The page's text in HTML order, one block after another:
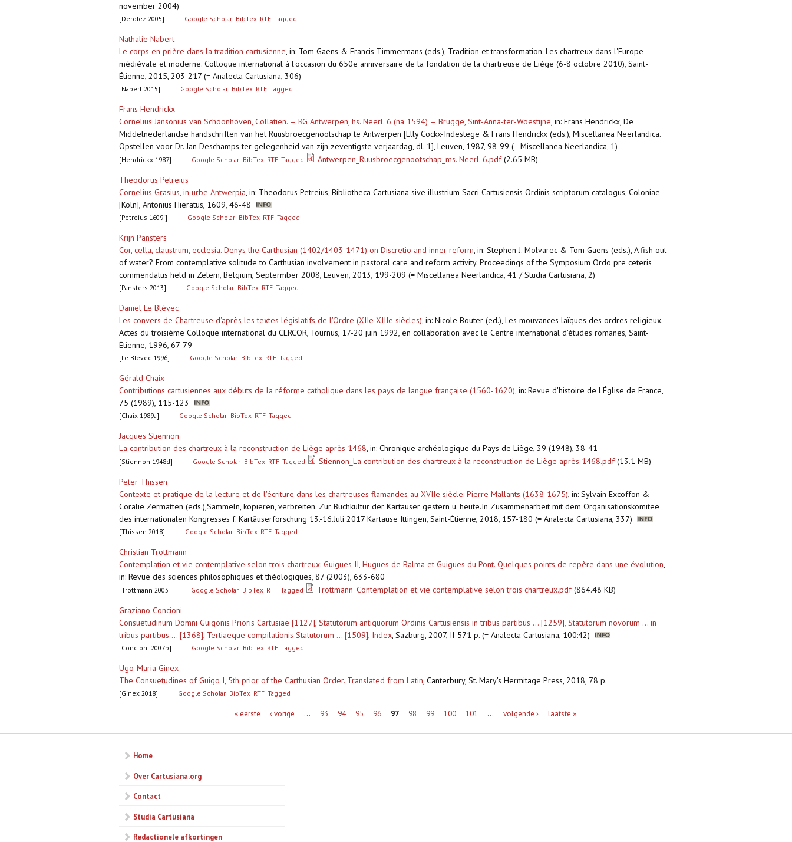
november 2004)
[Derolez 2005] Google Scholar BibTex RTF Tagged
Nathalie Nabert
Le corps en prière dans la tradition cartusienne, in: Tom Gaens & Francis Timmermans (eds.), Tradition et transformation. Les chartreux dans l'Europe
médiévale et moderne. Colloque international à l'occasion du 650e anniversaire de la fondation de la chartreuse de Liège (6-8 octobre 2010), Saint-
Étienne, 2015, 203-217 (= Analecta Cartusiana, 306)
[Nabert 2015] Google Scholar BibTex RTF Tagged
Frans Hendrickx
Cornelius Jansonius van Schoonhoven, Collatien. — RG Antwerpen, hs. Neerl. 6 (na 1594) — Brugge, Sint-Anna-ter-Woestijne, in: Frans Hendrickx, De
Middelnederlandse handschriften van het Ruusbroecgenootschap te Antwerpen [Elly Cockx-Indestege & Frans Hendrickx (eds.), Miscellanea Neerlandica.
Opstellen voor Dr. Jan Deschamps ter gelegenheid van zijn zeventigste verjaardag, dl. 1], Leuven, 1987, 98-99 (= Miscellanea Neerlandica, 1)
[Hendrickx 1987] Google Scholar BibTex RTF Tagged Antwerpen_Ruusbroecgenootschap_ms. Neerl. 6.pdf(2.65 MB)
Theodorus Petreius
Cornelius Grasius, in urbe Antwerpia, in: Theodorus Petreius, Bibliotheca Cartusiana sive illustrium Sacri Cartusiensis Ordinis scriptorum catalogus, Coloniae
[Köln], Antonius Hieratus, 1609, 46-48
[Petreius 1609i] Google Scholar BibTex RTF Tagged
Krijn Pansters
Cor, cella, claustrum, ecclesia. Denys the Carthusian (1402/1403-1471) on Discretio and inner reform, in: Stephen J. Molvarec & Tom Gaens (eds.), A fish out
of water? From contemplative solitude to Carthusian involvement in pastoral care and reform activity. Proceedings of the Symposium Ordo pre ceteris
commendatus held in Zelem, Belgium, Septermber 2008, Leuven, 2013, 199-209 (= Miscellanea Neerlandica, 41 / Studia Cartusiana, 2)
[Pansters 2013] Google Scholar BibTex RTF Tagged
Daniel Le Blévec
Les convers de Chartreuse d'après les textes législatifs de l'Ordre (XIIe-XIIIe siècles), in: Nicole Bouter (ed.), Les mouvances laïques des ordres religieux.
Actes du troisième Colloque international du CERCOR, Tournus, 17-20 juin 1992, en collaboration avec le Centre international d'études romanes, Saint-
Étienne, 1996, 67-79
[Le Blévec 1996] Google Scholar BibTex RTF Tagged
Gérald Chaix
Contributions cartusiennes aux débuts de la réforme catholique dans les pays de langue française (1560-1620), in: Revue d'histoire de l'Église de France,
75 (1989), 115-123
[Chaix 1989a] Google Scholar BibTex RTF Tagged
Jacques Stiennon
La contribution des chartreux à la reconstruction de Liège après 1468, in: Chronique archéologique du Pays de Liège, 39 (1948), 38-41
[Stiennon 1948d] Google Scholar BibTex RTF Tagged Stiennon_La contribution des chartreux à la reconstruction de Liège après 1468.pdf(13.1 MB)
Peter Thissen
Contexte et pratique de la lecture et de l'écriture dans les chartreuses flamandes au XVIIe siècle: Pierre Mallants (1638-1675), in: Sylvain Excoffon &
Coralie Zermatten (eds.),Sammeln, kopieren, verbreiten. Zur Buchkultur der Kartäuser gestern u. heute.In Zusammenarbeit mit dem Organisationskomitee
des internationalen Kongresses f. Kartäuserforschung 13.-16.Juli 2017 Kartause Ittingen, Saint-Étienne, 2018, 157-180 (= Analecta Cartusiana, 337)
[Thissen 2018] Google Scholar BibTex RTF Tagged
Christian Trottmann
Contemplation et vie contemplative selon trois chartreux: Guigues II, Hugues de Balma et Guigues du Pont. Quelques points de repère dans une évolution,
in: Revue des sciences philosophiques et théologiques, 87 (2003), 633-680
[Trottmann 2003] Google Scholar BibTex RTF Tagged Trottmann_Contemplation et vie contemplative selon trois chartreux.pdf(864.48 KB)
Graziano Concioni
Consuetudinum Domni Guigonis Prioris Cartusiae [1127], Statutorum antiquorum Ordinis Cartusiensis in tribus partibus ... [1259], Statutorum novorum ... in
tribus partibus ... [1368], Tertiaeque compilationis Statutorum ... [1509], Index, Sazburg, 2007, II-571 p. (= Analecta Cartusiana, 100:42)
[Concioni 2007b] Google Scholar BibTex RTF Tagged
Ugo-Maria Ginex
The Consuetudines of Guigo I, 5th prior of the Carthusian Order. Translated from Latin, Canterbury, St. Mary's Hermitage Press, 2018, 78 p.
[Ginex 2018] Google Scholar BibTex RTF Tagged
« eerste ‹ vorige … 93 94 95 96 97 98 99 100 101 … volgende › laatste »
Home
Over Cartusiana.org
Contact
Studia Cartusiana
Redactionele afkortingen